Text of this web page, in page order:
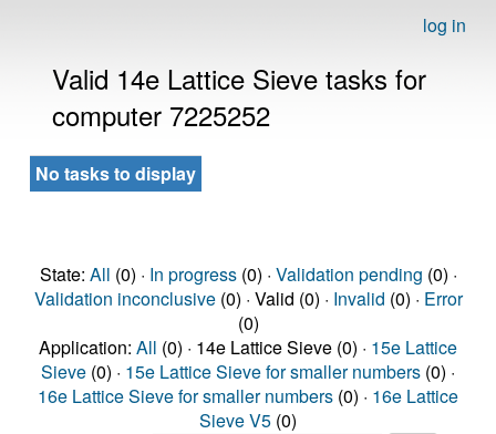
log in
Valid 14e Lattice Sieve tasks for
computer 7225252
No tasks to display
State: All (0) · In progress(0) · Validation pending (0) ·
Validation inconclusive(0) · Valid (0) · Invalid (0) · Error
(0)
Application: All (0) · 14e Lattice Sieve (0) · 15e Lattice
Sieve (0) · 15e Lattice Sieve for smaller numbers (0) ·
16e Lattice Sieve for smaller numbers (0) · 16e Lattice
Sieve V5 (0)